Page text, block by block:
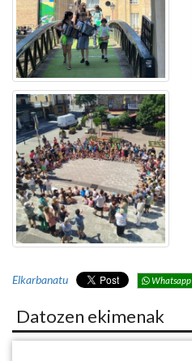
Elkarbanatu Whatsapp
Datozen ekimenak